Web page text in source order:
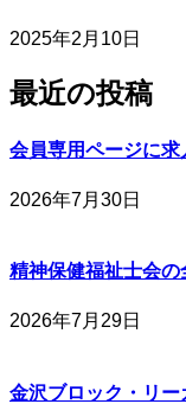
2025年2月10日
最近の投稿
会員専用ページに
2026年7月30日
精神保健福祉士会
2026年7月29日
金沢ブロック・リ